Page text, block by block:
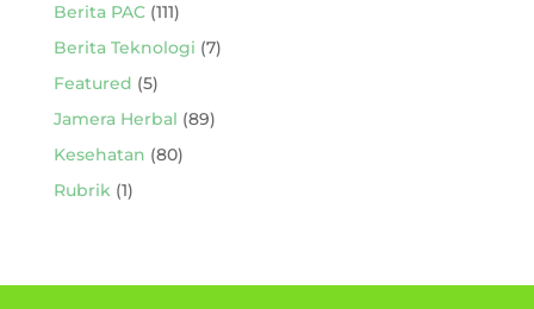
Berita PAC(111)
Berita Teknologi (7)
Featured (5)
Jamera Herbal (89)
Kesehatan (80)
Rubrik(1)